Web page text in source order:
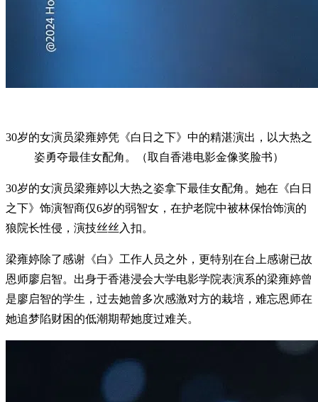
30岁的女演员梁雍婷凭《白日之下》中的精湛演出，以大热之
姿勇夺最佳女配角。（取自香港电影金像奖脸书）
30岁的女演员梁雍婷以大热之姿拿下最佳女配角。她在《白日
之下》饰演智商仅6岁的弱智女，在护老院中被林保怡饰演的
狼院长性侵，演技丝丝入扣。
梁雍婷除了感谢《白》工作人员之外，更特别在台上感谢已故
恩师廖启智。出身于香港浸会大学电影学院表演系的梁雍婷曾
是廖启智的学生，过去她曾多次感激对方的栽培，难忘恩师在
她追梦陷财困的低潮期帮她度过难关。